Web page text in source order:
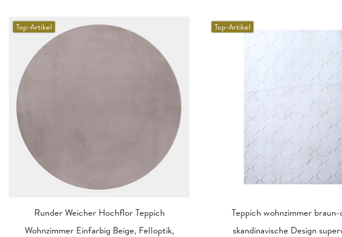
Top-Artikel
Runder Weicher Hochflor Teppich
Wohnzimmer Einfarbig Beige, Felloptik,
Top-Artikel
Teppich wohnzimmer
skandinavische Design